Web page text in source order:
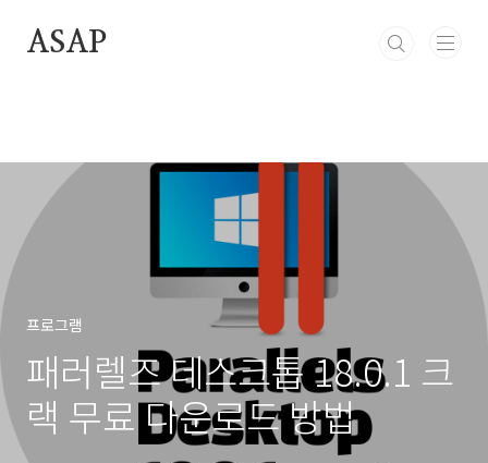
ASAP
프로그램
패러렐즈 데스크톱 18.0.1 크
랙 무료 다운로드 방법